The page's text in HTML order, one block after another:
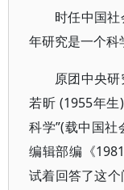
时任中国
年研究是一个科
原团中央
若昕 (1955年
科学”(载中国社
编辑部编《
试着回答了这